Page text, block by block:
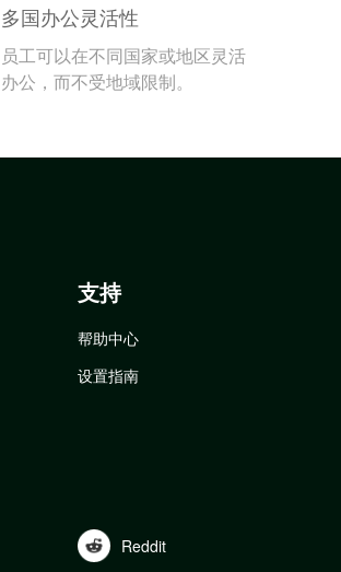
多国办公灵活性
员工可以在不同国家或地区灵活
办公，而不受地域限制。
支持
帮助中心
设置指南
Reddit